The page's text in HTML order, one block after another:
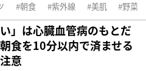
朝食 紫外線 美肌 野菜
い」は心臓血管病のもとだ
食を10分以内で済ませる
意